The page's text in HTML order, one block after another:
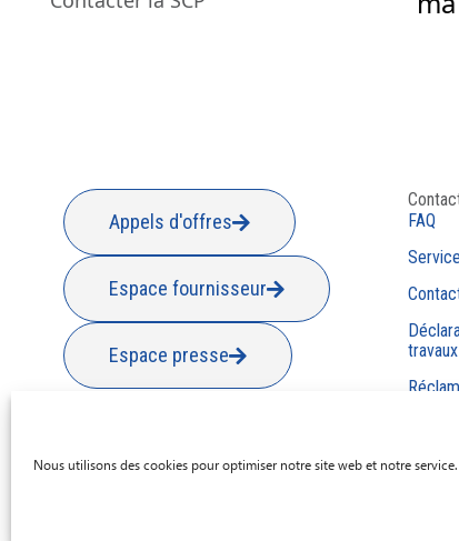
Nous utilisons des cookies pour optimiser notre site web et notre service.
Appels d'offres
Espace fournisseur
Espace presse
FAQ
travaux